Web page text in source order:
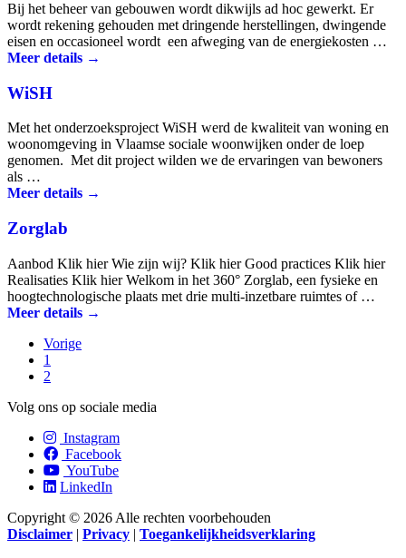
Bij het beheer van gebouwen wordt dikwijls ad hoc gewerkt. Er
wordt rekening gehouden met dringende herstellingen, dwingende
eisen en occasioneel wordt een afweging van de energiekosten …
Meer details →
WiSH
Met het onderzoeksproject WiSH werd de kwaliteit van woning en
woonomgeving in Vlaamse sociale woonwijken onder de loep
genomen. Met dit project wilden we de ervaringen van bewoners
als …
Meer details →
Zorglab
Aanbod Klik hier Wie zijn wij? Klik hier Good practices Klik hier
Realisaties Klik hier Welkom in het 360° Zorglab, een fysieke en
hoogtechnologische plaats met drie multi-inzetbare ruimtes of …
Meer details →
Vorige
1
2
Volg ons op sociale media
Instagram
Facebook
YouTube
LinkedIn
Copyright © 2026 Alle rechten voorbehouden
Disclaimer | Privacy | Toegankelijkheidsverklaring